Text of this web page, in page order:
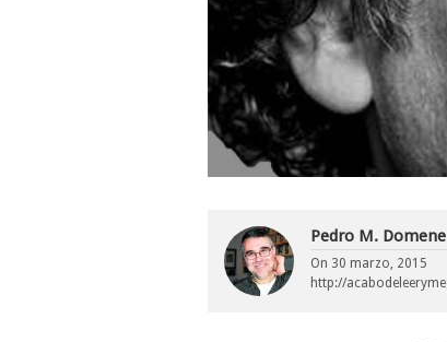
Pedro M. Domene
On 30 marzo, 2015
http://